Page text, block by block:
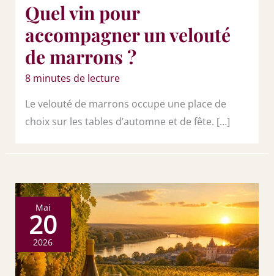
Quel vin pour
accompagner un velouté
de marrons ?
8 minutes de lecture
Le velouté de marrons occupe une place de
choix sur les tables d’automne et de fête. […]
Mai
20
2026